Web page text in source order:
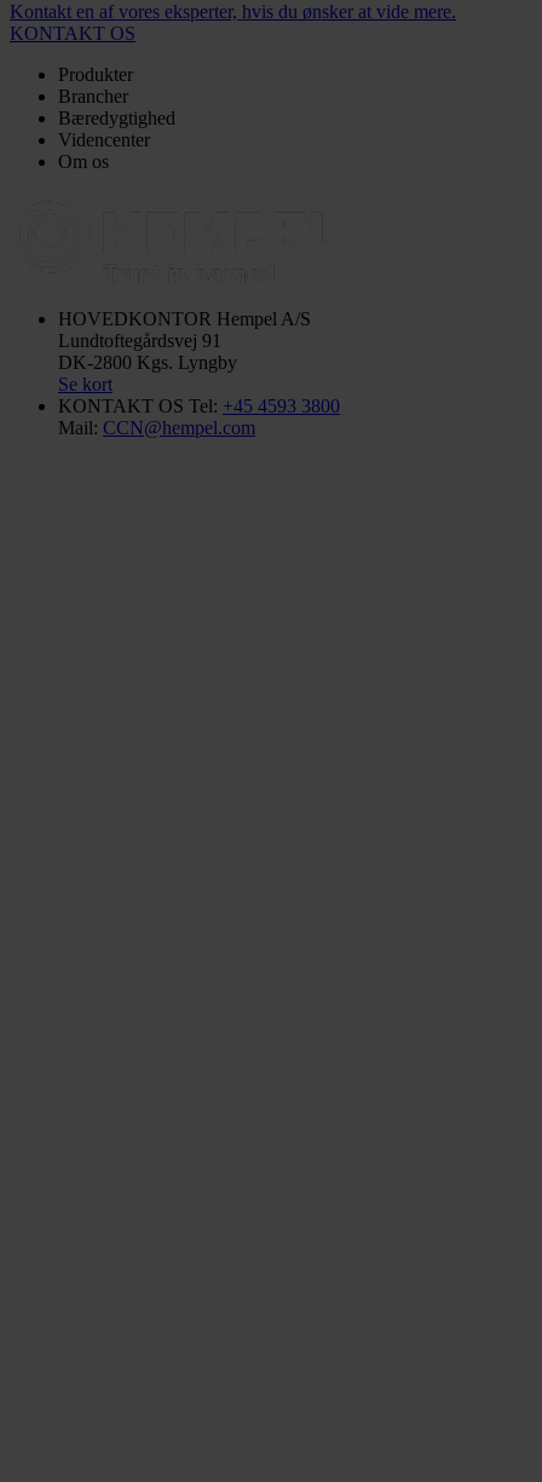
Kontakt en af vores eksperter, hvis du ønsker at vide mere.
KONTAKT OS
Produkter
Brancher
Bæredygtighed
Videncenter
Om os
HOVEDKONTOR Hempel A/S
Lundtoftegårdsvej 91
DK-2800 Kgs. Lyngby
Se kort
KONTAKT OS Tel: +45 4593 3800
Mail: CCN@hempel.com